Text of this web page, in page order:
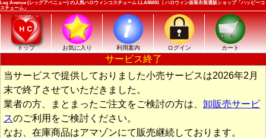
Leg Avenue (レッグアベニュー) の人気ハロウィンコスチューム LLA86691 ｜ハロウィン仮装衣装通販ショップ「ハッピーコ
スチューム」
トップ お気に入り 利用案内 ログイン カート
サービス終了
当サービスで提供しておりました小売サービスは2026年2月
末で終了させていただきました。
業者の方、まとまったご注文をご検討の方は、 卸販売サービ
スのご利用をご検討ください。
なお、在庫商品はアマゾンにて販売継続しております。